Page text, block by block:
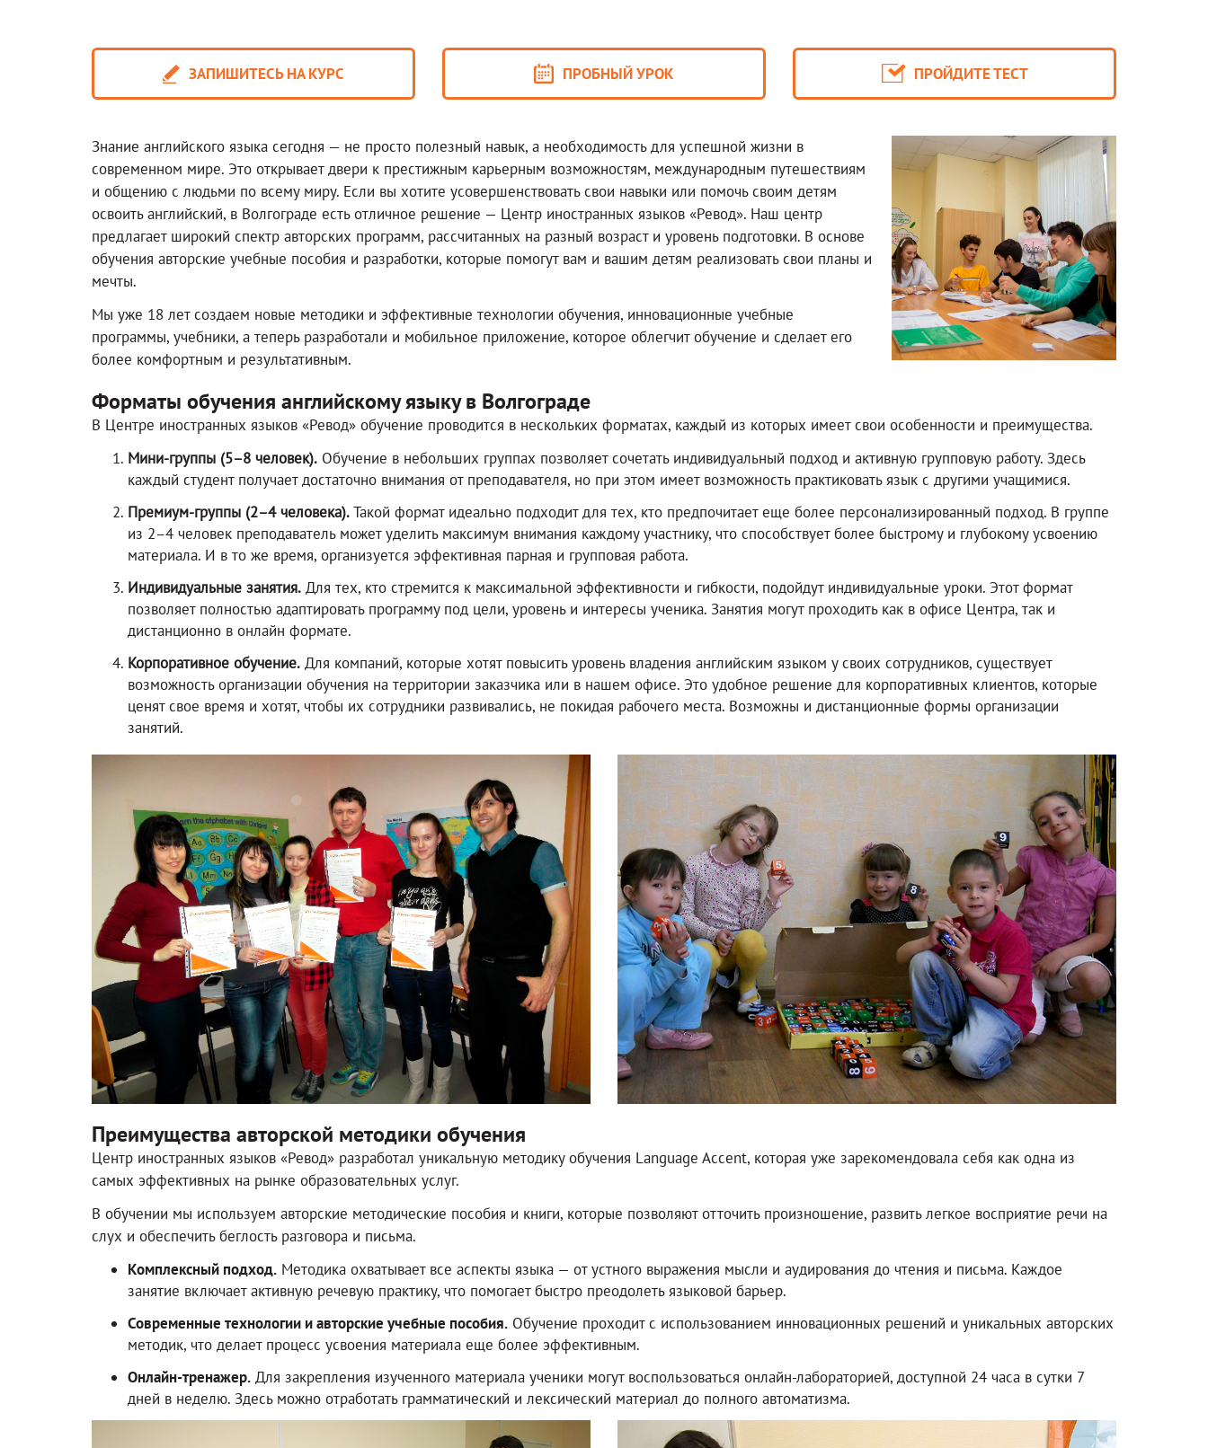
ЗАПИШИТЕСЬ НА КУРС ПРОБНЫЙ УРОК ПРОЙДИТЕ ТЕСТ
Знание английского языка сегодня — не просто полезный навык, а необходимость для успешной жизни в
современном мире. Это открывает двери к престижным карьерным возможностям, международным путешествиям
и общению с людьми по всему миру. Если вы хотите усовершенствовать свои навыки или помочь своим детям
освоить английский, в Волгограде есть отличное решение — Центр иностранных языков «Ревод». Наш центр
предлагает широкий спектр авторских программ, рассчитанных на разный возраст и уровень подготовки. В основе
обучения авторские учебные пособия и разработки, которые помогут вам и вашим детям реализовать свои планы и
мечты.
Мы уже 18 лет создаем новые методики и эффективные технологии обучения, инновационные учебные
программы, учебники, а теперь разработали и мобильное приложение, которое облегчит обучение и сделает его
более комфортным и результативным.
Форматы обучения английскому языку в Волгограде
В Центре иностранных языков «Ревод» обучение проводится в нескольких форматах, каждый из которых имеет свои особенности и преимущества.
Мини-группы (5–8 человек). Обучение в небольших группах позволяет сочетать индивидуальный подход и активную групповую работу. Здесь
каждый студент получает достаточно внимания от преподавателя, но при этом имеет возможность практиковать язык с другими учащимися.
Премиум-группы (2–4 человека).Такой формат идеально подходит для тех, кто предпочитает еще более персонализированный подход. В группе
из 2–4 человек преподаватель может уделить максимум внимания каждому участнику, что способствует более быстрому и глубокому усвоению
материала. И в то же время, организуется эффективная парная и групповая работа.
Индивидуальные занятия. Для тех, кто стремится к максимальной эффективности и гибкости, подойдут индивидуальные уроки. Этот формат
позволяет полностью адаптировать программу под цели, уровень и интересы ученика. Занятия могут проходить как в офисе Центра, так и
дистанционно в онлайн формате.
Корпоративное обучение. Для компаний, которые хотят повысить уровень владения английским языком у своих сотрудников, существует
возможность организации обучения на территории заказчика или в нашем офисе. Это удобное решение для корпоративных клиентов, которые
ценят свое время и хотят, чтобы их сотрудники развивались, не покидая рабочего места. Возможны и дистанционные формы организации
занятий.
Преимущества авторской методики обучения
Центр иностранных языков «Ревод» разработал уникальную методику обучения Language Accent, которая уже зарекомендовала себя как одна из
самых эффективных на рынке образовательных услуг.
В обучении мы используем авторские методические пособия и книги, которые позволяют отточить произношение, развить легкое восприятие речи на
слух и обеспечить беглость разговора и письма.
Комплексный подход. Методика охватывает все аспекты языка — от устного выражения мысли и аудирования до чтения и письма. Каждое
занятие включает активную речевую практику, что помогает быстро преодолеть языковой барьер.
Современные технологии и авторские учебные пособия. Обучение проходит с использованием инновационных решений и уникальных авторских
методик, что делает процесс усвоения материала еще более эффективным.
Онлайн-тренажер. Для закрепления изученного материала ученики могут воспользоваться онлайн-лабораторией, доступной 24 часа в сутки 7
дней в неделю. Здесь можно отработать грамматический и лексический материал до полного автоматизма.